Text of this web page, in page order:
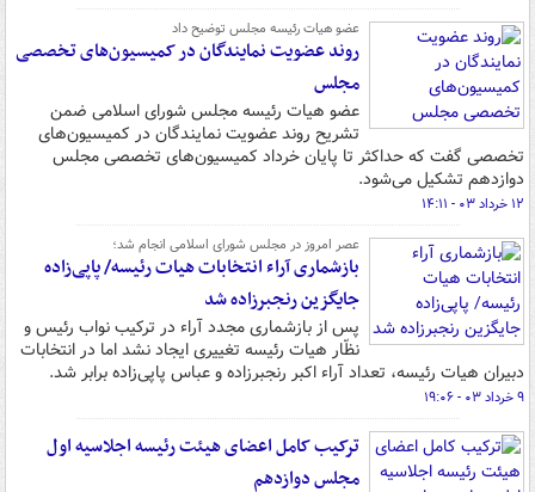
عضو هیات رئیسه مجلس توضیح داد
روند عضویت نمایندگان در کمیسیون‌های تخصصی
مجلس
عضو هیات رئیسه مجلس شورای اسلامی ضمن
تشریح روند عضویت نمایندگان در کمیسیون‌های
تخصصی گفت که حداکثر تا پایان خرداد کمیسیون‌های تخصصی مجلس
دوازدهم تشکیل می‌شود.
۱۲ خرداد ۰۳ - ۱۴:۱۱
عصر امروز در مجلس شورای اسلامی انجام شد؛
بازشماری آراء انتخابات هیات رئیسه/ پاپی‌زاده
جایگزین رنجبرزاده شد
پس از بازشماری مجدد آراء در ترکیب نواب رئیس و
نظّار هیات رئیسه تغییری ایجاد نشد اما در انتخابات
دبیران هیات رئیسه، تعداد آراء اکبر رنجبرزاده و عباس پاپی‌زاده برابر شد.
۹ خرداد ۰۳ - ۱۹:۰۶
ترکیب کامل اعضای هیئت رئیسه اجلاسیه اول
مجلس دوازدهم